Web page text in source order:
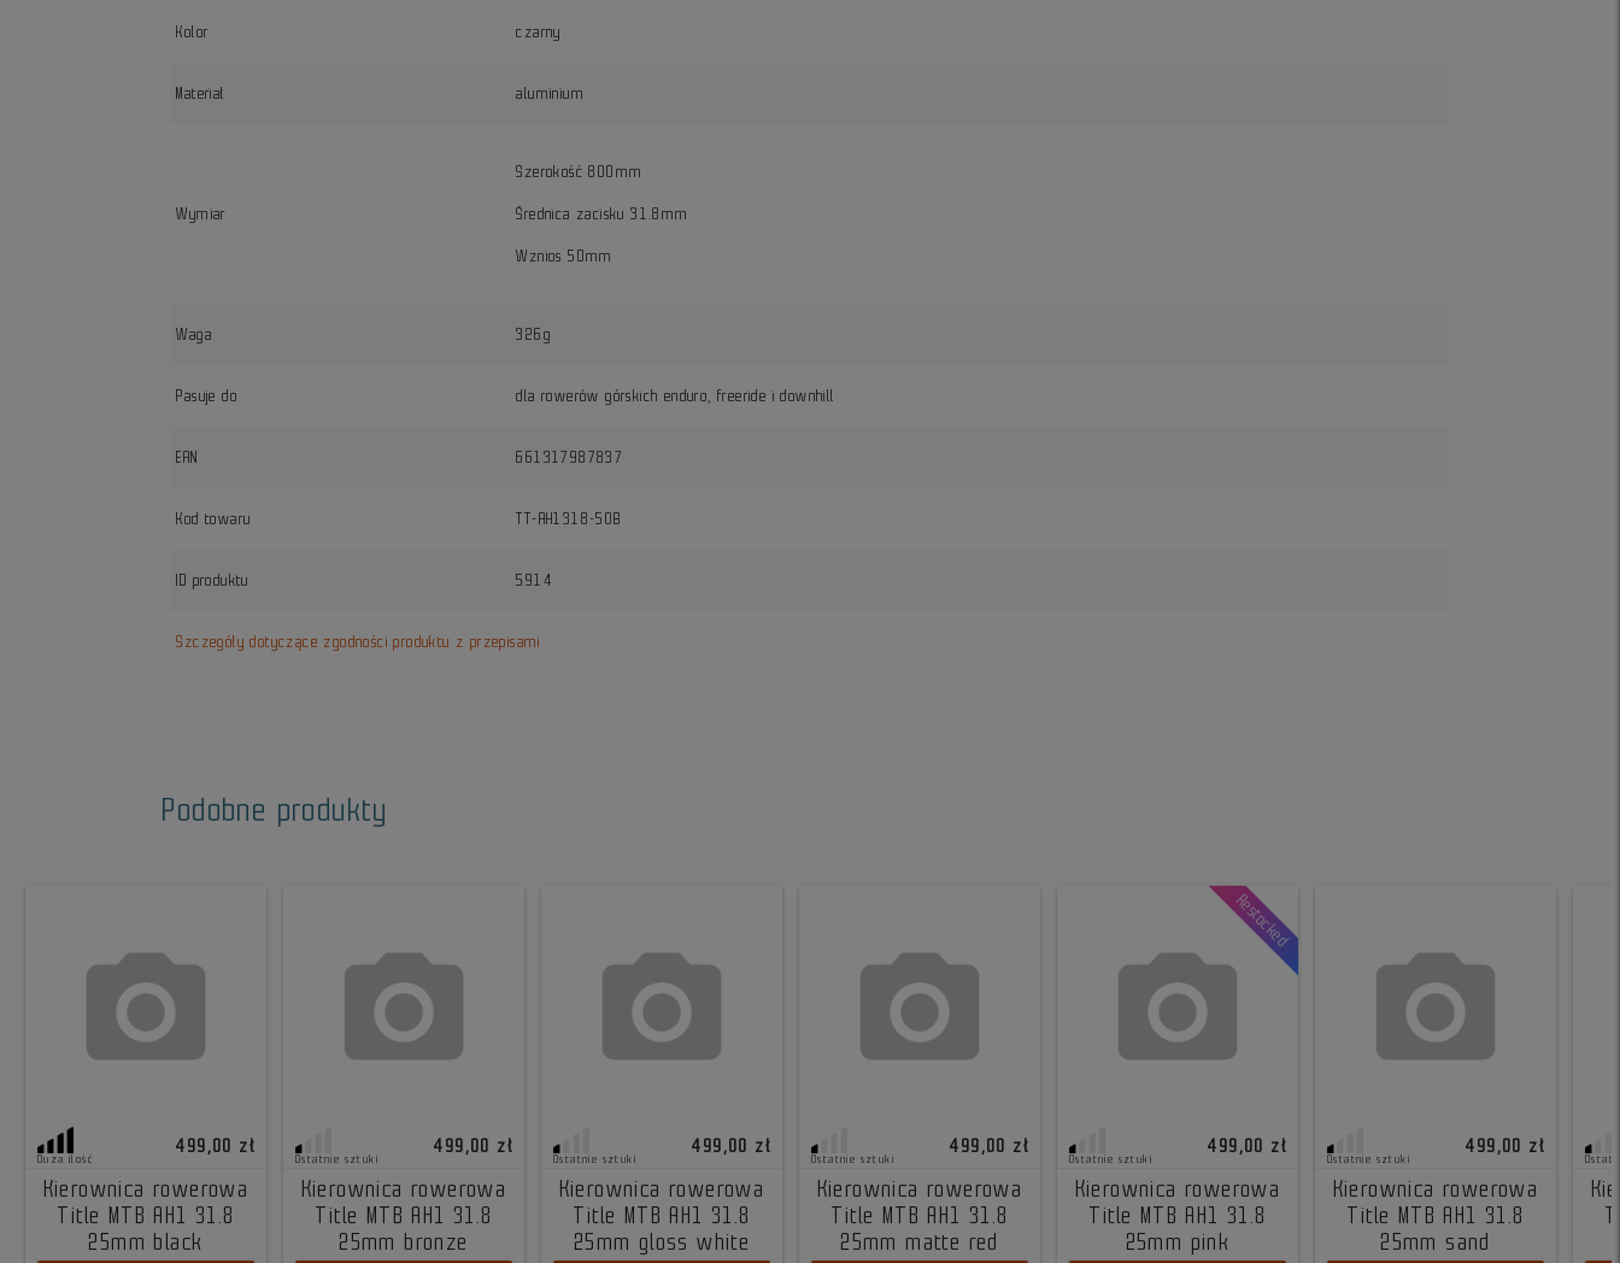
Kolor czarny
Materiał aluminium
Wymiar
Szerokość 800mm
Średnica zacisku 31.8mm
Wznios 50mm
Waga 326g
Pasuje do dla rowerów górskich enduro, freeride i downhill
EAN 661317987837
Kod towaru TT-AH1318-50B
ID produktu 5914
Szczegóły dotyczące zgodności produktu z przepisami
Podobne produkty
Duża ilość
499,00 zł
Kierownica rowerowa
Title MTB AH1 31.8
25mm black
Ostatnie sztuki
499,00 zł
Kierownica rowerowa
Title MTB AH1 31.8
25mm bronze
Ostatnie sztuki
499,00 zł
Kierownica rowerowa
Title MTB AH1 31.8
25mm gloss white
Ostatnie sztuki
499,00 zł
Kierownica rowerowa
Title MTB AH1 31.8
25mm matte red
Restocked
Ostatnie sztuki
499,00 zł
Kierownica rowerowa
Title MTB AH1 31.8
25mm pink
Ostatnie sztuki
499,00 zł
Kierownica rowerowa
Title MTB AH1 31.8
25mm sand